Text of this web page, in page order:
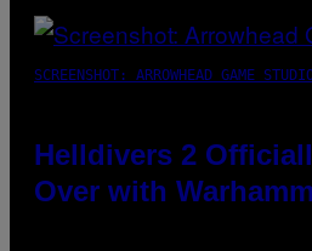
SCREENSHOT: ARROWHEAD GAME
Helldivers 2
Over with